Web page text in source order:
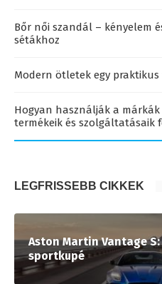
Bőr női szandál – kényelem
sétákhoz
Modern ötletek egy
Hogyan használják a
termékeik és szolgáltatásaik
LEGFRISSEBB CIKKEK
Aston Martin Vantage
sportkupé